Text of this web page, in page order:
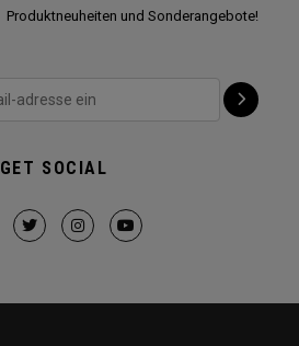
Produktneuheiten und Sonderangebote!
GET SOCIAL